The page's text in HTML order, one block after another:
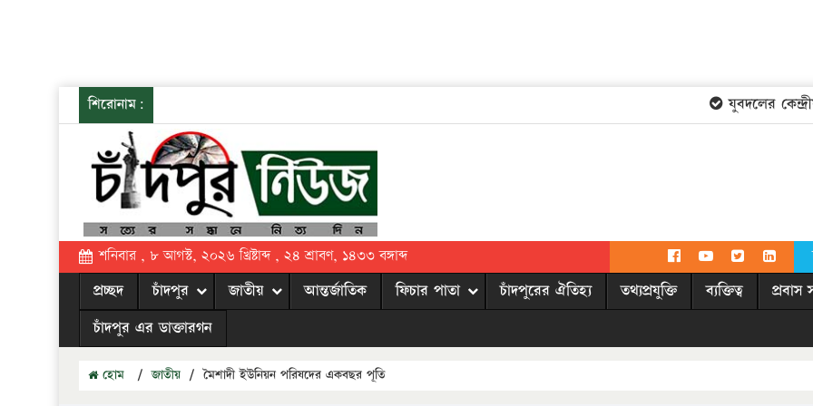
শিরোনাম: যুবদলের কেন্দ্রীয়
শনিবার , ৮ আগস্ট, ২০২৬ খ্রিষ্টাব্দ , ২৪ শ্রাবণ, ১৪৩৩ বঙ্গাব্দ
প্রচ্ছদ চাঁদপুর জাতীয় আন্তর্জাতিক ফিচার পাতা চাঁদপুরের ঐতিহ্য তথ্যপ্রযুক্তি ব্যক্তিত্ব প্রবাস
চাঁদপুর এর ডাক্তারগন
হোম / জাতীয় / মৈশাদী ইউনিয়ন পরিষদের একবছর পূতি